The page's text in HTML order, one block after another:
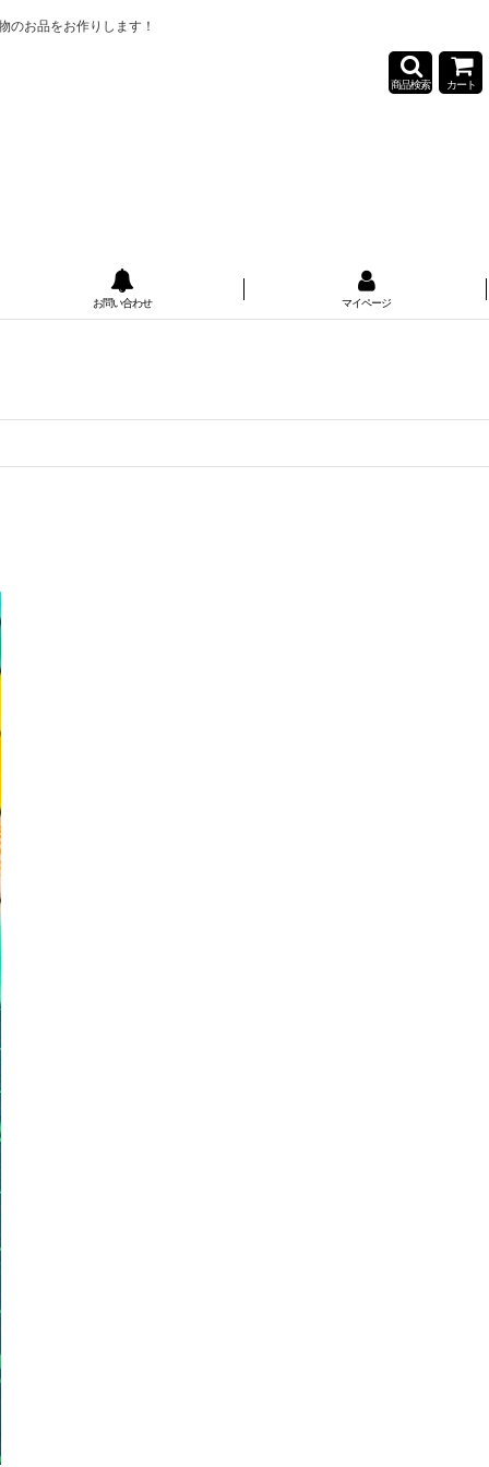
のお品をお作りします！
商品検索 カート
お問い合わせ マイページ